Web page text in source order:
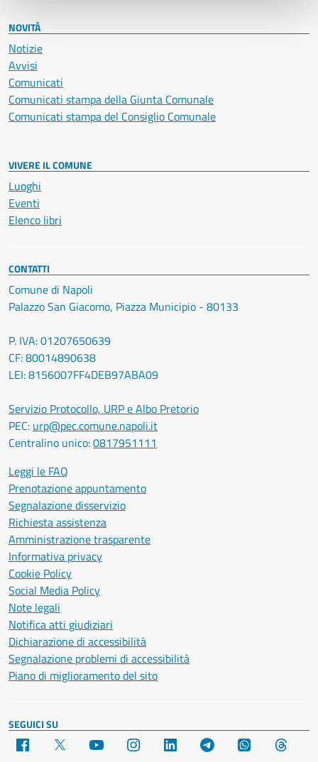
NOVITÀ
Notizie
Avvisi
Comunicati
Comunicati stampa della Giunta Comunale
Comunicati stampa del Consiglio Comunale
VIVERE IL COMUNE
Luoghi
Eventi
Elenco libri
CONTATTI
Comune di Napoli
Palazzo San Giacomo, Piazza Municipio - 80133
P. IVA: 01207650639
CF: 80014890638
LEI: 8156007FF4DEB97ABA09
Servizio Protocollo, URP e Albo Pretorio
PEC: urp@pec.comune.napoli.it
Centralino unico:0817951111
Leggi le FAQ
Prenotazione appuntamento
Segnalazione disservizio
Richiesta assistenza
Amministrazione trasparente
Informativa privacy
Cookie Policy
Social Media Policy
Note legali
Notifica atti giudiziari
Dichiarazione di accessibilità
Segnalazione problemi di accessibilità
Piano di miglioramento del sito
SEGUICI SU
Facebook YouTube Instagram LinkedIn Telegram WhatsApp